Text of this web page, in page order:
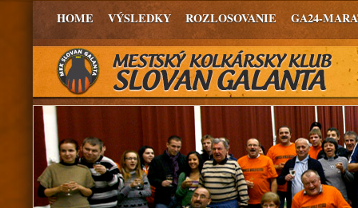
HOME VÝSLEDKY ROZLOSOVANIE GA24-